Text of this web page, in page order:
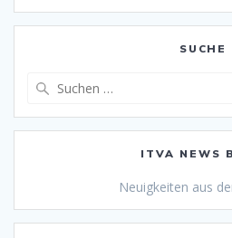
SUCHE
ITVA NEWS
Neuigkeiten aus